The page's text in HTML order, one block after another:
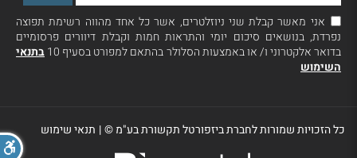
אני מאשר קבלת שני ניוזלטרים, אשר כל אחד מהווה רשימת תפוצה
נפרדת, בנושאים סיכום יומי והתראות חמות וקבלת דיוורים פרסומיים
בדואר אלקטרוני ו/ או באמצעות הסלולר בהתאם למפורט בסעיף 10
בתנאי
השימוש
כל הזכויות שמורות לחברת ביזפורטל תקשורת בע"מ ©| תנאי שימוש